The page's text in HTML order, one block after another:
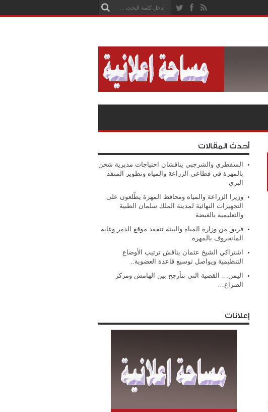
أحدث المقالات
السقطري والشرجبي يناقشان احتياجات مديرية شحن
بالمهرة في قطاعي الزراعة والمياه وتطوير المنفذ
البري
وزيرا الزراعة والمياه ومحافظ المهرة يطّلعون على
التجهيزات النهائية لمدينة الملك سلمان الطبية
والتعليمية بالغيضة
فريق من وزارة المياه والبيئة تتفقد موقع الدمر وغابة
المانجروف بالمهرة
اشتراكي الشيخ عثمان يناقش ترتيب الأوضاع
التنظيمية ويواصل توسيع قاعدة العضوية..
اليمن… القضية التي تتأرجح بين الهامش ومركز
الصراع…
إعلانات